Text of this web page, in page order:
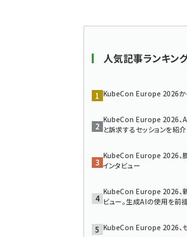
人気記事ランキン
KubeCon Europe 2026か
KubeCon Europe 2026、
と訴求するセッションを紹介
KubeCon Europe 2026、
インタビュー
KubeCon Europe 2026、
ビュー。生成AIの使用を前
KubeCon Europe 2026、